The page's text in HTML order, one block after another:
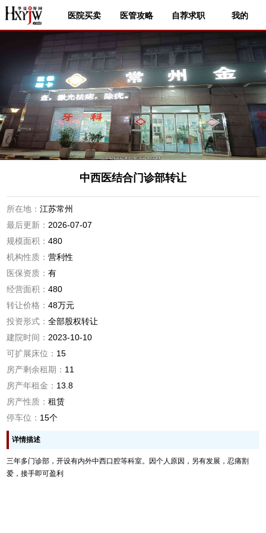
医院买卖 医管攻略 自荐求职 我的
中西医结合门诊部转让
所在地：江苏常州
最后更新： 2026-07-07
规模面积：480
机构性质：营利性
医保资质：有
经营面积：480
转让价格：48万元
投资形式：全部股权转让
建院时间： 2023-10-10
可扩展床位： 15
房产剩余租期： 11
房产年租金： 13.8
房产性质：租赁
停车位： 15个
详情描述
三年多门诊部，开设有内外中西口腔等科室。因个人原因，另有发展，忍痛割
爱，接手即可盈利